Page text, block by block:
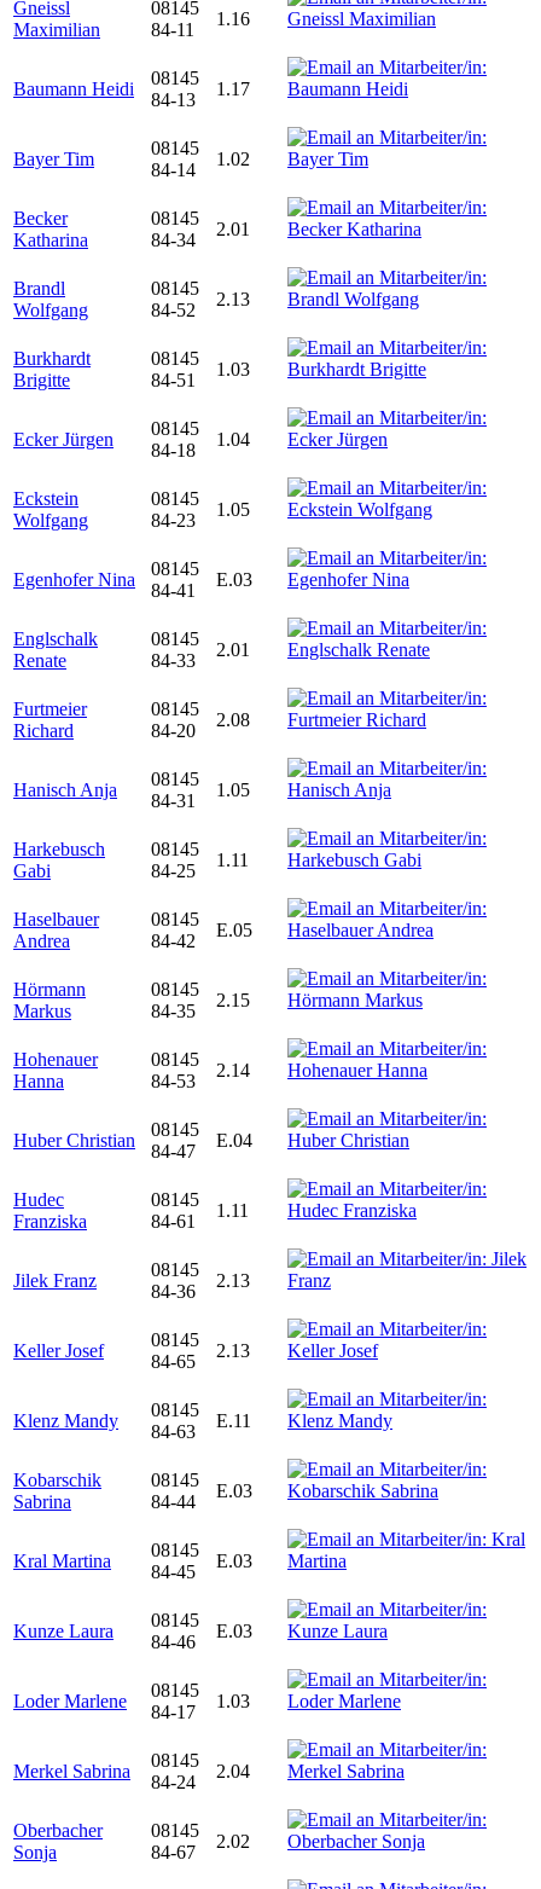
Gneissl
Maximilian
08145
84-11
1.16
Baumann Heidi
08145
84-13
1.17
Bayer Tim
08145
84-14
1.02
Becker
Katharina
08145
84-34
2.01
Brandl
Wolfgang
08145
84-52
2.13
Burkhardt
Brigitte
08145
84-51
1.03
Ecker Jürgen
08145
84-18
1.04
Eckstein
Wolfgang
08145
84-23
1.05
Egenhofer Nina
08145
84-41
E.03
Englschalk
Renate
08145
84-33
2.01
Furtmeier
Richard
08145
84-20
2.08
Hanisch Anja
08145
84-31
1.05
Harkebusch
Gabi
08145
84-25
1.11
Haselbauer
Andrea
08145
84-42
E.05
Hörmann
Markus
08145
84-35
2.15
Hohenauer
Hanna
08145
84-53
2.14
Huber Christian
08145
84-47
E.04
Hudec
Franziska
08145
84-61
1.11
Jilek Franz
08145
84-36
2.13
Keller Josef
08145
84-65
2.13
Klenz Mandy
08145
84-63
E.11
Kobarschik
Sabrina
08145
84-44
E.03
Kral Martina
08145
84-45
E.03
Kunze Laura
08145
84-46
E.03
Loder Marlene
08145
84-17
1.03
Merkel Sabrina
08145
84-24
2.04
Oberbacher
Sonja
08145
84-67
2.02